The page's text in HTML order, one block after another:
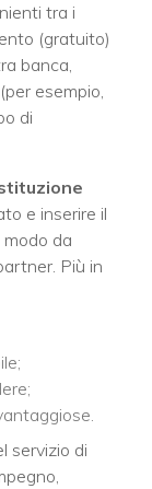
tra i
(gratuito)
banca,
esempio,
di
e inserire il
da
Più in
servizio di